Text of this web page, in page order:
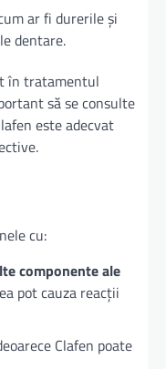
ar fi durerile și
dentare.
în tratamentul
să se consulte
este adecvat
cu:
componente ale
pot cauza reacții
Clafen poate